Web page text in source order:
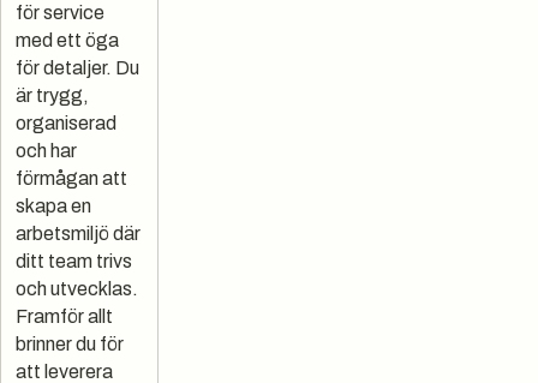
för service
med ett öga
för detaljer. Du
är trygg,
organiserad
och har
förmågan att
skapa en
arbetsmiljö där
ditt team trivs
och utvecklas.
Framför allt
brinner du för
att leverera